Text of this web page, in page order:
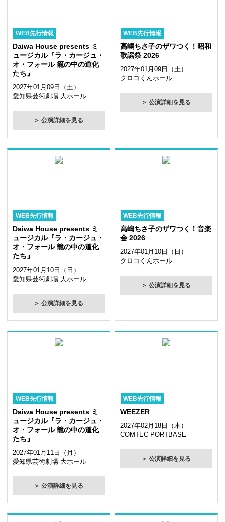
WEB先行情報
Daiwa House presents ミ
ュージカル『ラ・カージュ・
オ・フォール 籠の中の道化
たち』
2027年01月09日（土）
愛知県芸術劇場 大ホール
＞ 公演詳細を見る
WEB先行情報
高嶋ちさ子のザワつく！昭和
歌謡祭 2026
2027年01月09日（土）
クロコくんホール
＞ 公演詳細を見る
WEB先行情報
Daiwa House presents ミ
ュージカル『ラ・カージュ・
オ・フォール 籠の中の道化
たち』
2027年01月10日（日）
愛知県芸術劇場 大ホール
＞ 公演詳細を見る
WEB先行情報
高嶋ちさ子のザワつく！音楽
会 2026
2027年01月10日（日）
クロコくんホール
＞ 公演詳細を見る
WEB先行情報
Daiwa House presents ミ
ュージカル『ラ・カージュ・
オ・フォール 籠の中の道化
たち』
2027年01月11日（月）
愛知県芸術劇場 大ホール
＞ 公演詳細を見る
WEB先行情報
WEEZER
2027年02月18日（木）
COMTEC PORTBASE
＞ 公演詳細を見る